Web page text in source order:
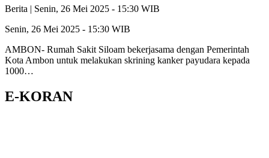
Berita | Senin, 26 Mei 2025 - 15:30 WIB
Senin, 26 Mei 2025 - 15:30 WIB
AMBON- Rumah Sakit Siloam bekerjasama dengan Pemerintah
Kota Ambon untuk melakukan skrining kanker payudara kepada
1000…
E-KORAN